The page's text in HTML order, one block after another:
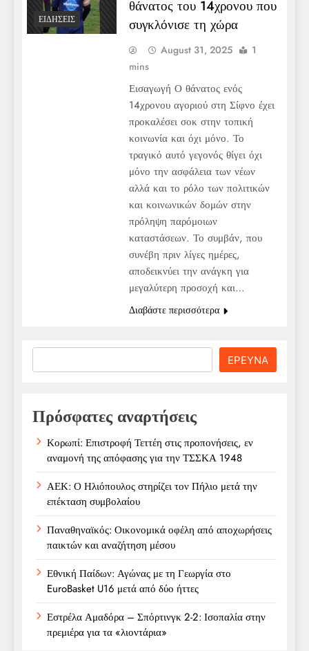
ΕΙΔΉΣΕΙΣ
θάνατος του 14χρονου που
συγκλόνισε τη χώρα
August 31, 2025
1
mins
Εισαγωγή Ο θάνατος ενός
14χρονου αγοριού στη Σίφνο έχει
προκαλέσει σοκ στην τοπική
κοινωνία και όχι μόνο. Το
τραγικό αυτό γεγονός θίγει όχι
μόνο την ασφάλεια των νέων
αλλά και το ρόλο των πολιτικών
και κοινωνικών δομών στην
πρόληψη παρόμοιων
καταστάσεων. Το συμβάν, που
συνέβη πριν λίγες ημέρες,
αποδεικνύει την ανάγκη για
μεγαλύτερη προσοχή και…
Διαβάστε περισσότερα
ΕΡΕΥΝΑ
Πρόσφατες αναρτήσεις
Κορωπί: Επιστροφή Τεττέη στις προπονήσεις, εν
αναμονή της απόφασης για την ΤΣΣΚΑ 1948
ΑΕΚ: Ο Ηλιόπουλος στηρίζει τον Πήλιο μετά την
επέκταση συμβολαίου
Παναθηναϊκός: Οικονομικά οφέλη από αποχωρήσεις
παικτών και αναζήτηση μέσου
Εθνική Παίδων: Αγώνας με τη Γεωργία στο
EuroBasket U16 μετά από δύο ήττες
Εστρέλα Αμαδόρα – Σπόρτινγκ 2-2: Ισοπαλία στην
πρεμιέρα για τα «λιοντάρια»